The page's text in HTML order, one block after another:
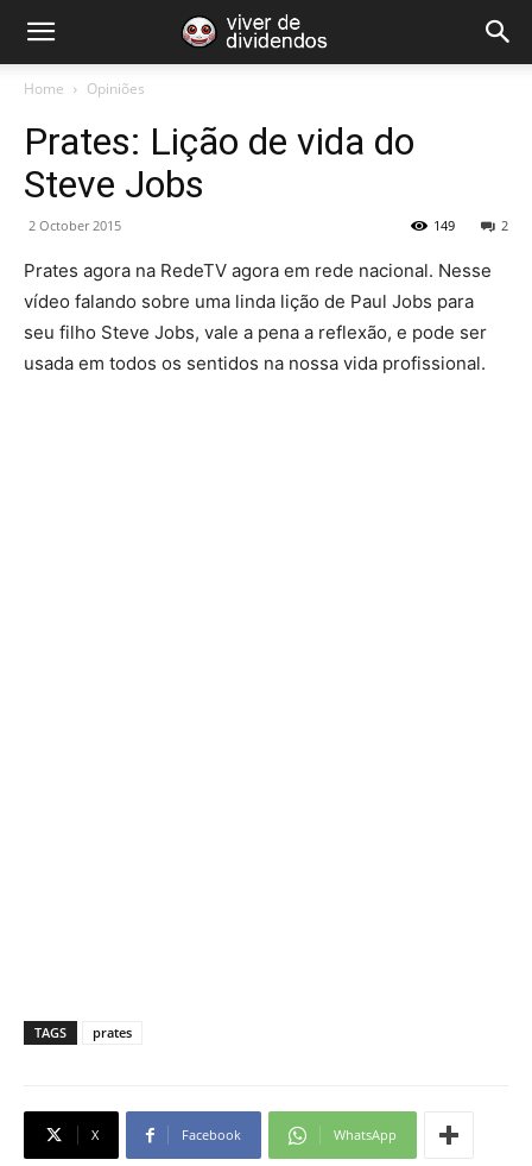
Home Opiniões
Prates: Lição de vida do
Steve Jobs
2 October 2015 2
149
Prates agora na RedeTV agora em rede nacional. Nesse
vídeo falando sobre uma linda lição de Paul Jobs para
seu filho Steve Jobs, vale a pena a reflexão, e pode ser
usada em todos os sentidos na nossa vida profissional.
TAGS prates
X Facebook WhatsApp